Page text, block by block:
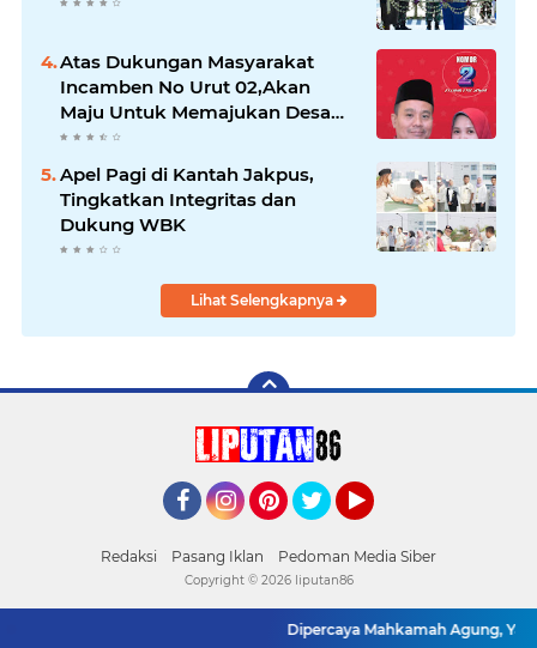
Atas Dukungan Masyarakat
Incamben No Urut 02,Akan
Maju Untuk Memajukan Desa
Tegal Kunir Kidul
Apel Pagi di Kantah Jakpus,
Tingkatkan Integritas dan
Dukung WBK
Lihat Selengkapnya
Redaksi Pasang Iklan Pedoman Media Siber
Dipercaya Mahkamah Agung,
Copyright © 2026 liputan86